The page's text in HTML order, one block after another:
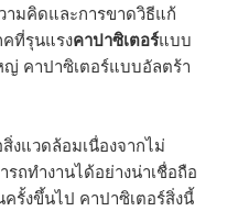
ามคิดและการขาดวิธีแก้
ที่รุนแรงคาปาซิเตอร์แบบ
คาปาซิเตอร์แบบอัลตร้า
งแวดล้อมเนื่องจากไม่
ถทำงานได้อย่างน่าเชื่อถือ
รั้งขึ้นไป คาปาซิเตอร์สิ่งนี้